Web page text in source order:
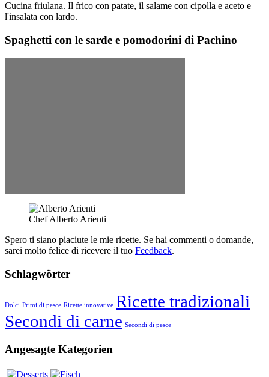
Cucina friulana. Il frico con patate, il salame con cipolla e aceto e
l'insalata con lardo.
Spaghetti con le sarde e pomodorini di Pachino
Chef Alberto Arienti
Spero ti siano piaciute le mie ricette. Se hai commenti o domande,
sarei molto felice di ricevere il tuo Feedback.
Schlagwörter
Dolci Primi di pesce Ricette innovative Ricette tradizionali
Secondi di carne Secondi di pesce
Angesagte Kategorien